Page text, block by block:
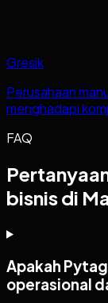
Gresik
Perusahaan
menghadapi
FAQ
bisnis di
Apakah
operasional